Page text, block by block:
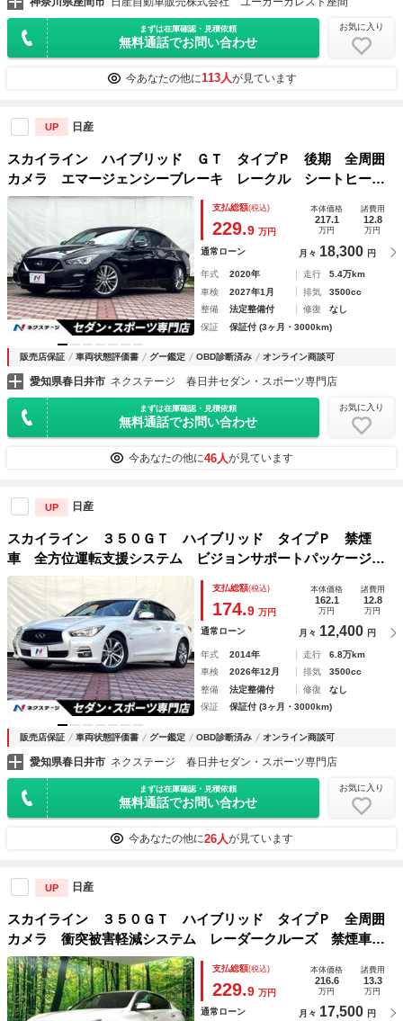
まずは在庫確認・見積依頼
無料通話でお問い合わせ
お気に入り
今あなたの他に113人が見ています
UP 日産
スカイライン ハイブリッド ＧＴ タイプＰ 後期 全周囲
カメラ エマージェンシーブレーキ レークル シートヒータ
ー 黒革 純正１８インチＡＷ ＬＥＤヘッド パワーシー
ト 革巻きステアリング オートエアコン オートライト ス
マートキー ＥＴＣ
支払総額(税込)
229.9 万円
本体価格
217.1
万円
諸費用
12.8
万円
通常ローン 月々 18,300 円
年式 2020年 走行
5.4万km
車検
2027年1月 排気
3500cc
整備
法定整備付 修復
なし
保証
保証付 (3ヶ月・3000km)
販売店保証 車両状態評価書 グー鑑定 OBD診断済み オンライン商談可
愛知県春日井市 ネクステージ 春日井セダン・スポーツ専門店
まずは在庫確認・見積依頼
無料通話でお問い合わせ
お気に入り
今あなたの他に46人が見ています
UP 日産
スカイライン ３５０ＧＴ ハイブリッド タイプＰ 禁煙
車 全方位運転支援システム ビジョンサポートパッケージ
黒革 シートヒーター シートメモリ パワーシート ＬＥＤ
ヘッド デユアルオートエアコン スマートキー 革巻きステ
アリング
支払総額(税込)
174.9 万円
本体価格
162.1
万円
諸費用
12.8
万円
通常ローン 月々 12,400 円
年式 2014年 走行
6.8万km
車検
2026年12月 排気
3500cc
整備
法定整備付 修復
なし
保証
保証付 (3ヶ月・3000km)
販売店保証 車両状態評価書 グー鑑定 OBD診断済み オンライン商談可
愛知県春日井市 ネクステージ 春日井セダン・スポーツ専門店
まずは在庫確認・見積依頼
無料通話でお問い合わせ
お気に入り
今あなたの他に26人が見ています
UP 日産
スカイライン ３５０ＧＴ ハイブリッド タイプＰ 全周囲
カメラ 衝突被害軽減システム レーダークルーズ 禁煙車
レザーシート ドラレコ コーナーセンサー ＬＥＤヘッド
ビルトインＥＴＣ 純正１８インチアルミ オートライト オ
ートエアコン
支払総額(税込)
229.9 万円
本体価格
216.6
万円
諸費用
13.3
万円
通常ローン 月々 17,500 円